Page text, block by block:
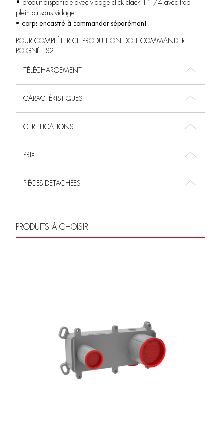
• produit disponible avec vidage click clack 1″1/4 avec trop
plein ou sans vidage
• corps encastré à commander séparément
POUR COMPLÉTER CE PRODUIT ON DOIT COMMANDER 1
POIGNÉE S2
TÉLÉCHARGEMENT
CARACTÉRISTIQUES
CERTIFICATIONS
PRIX
PIÈCES DÉTACHÉES
PRODUITS À CHOISIR